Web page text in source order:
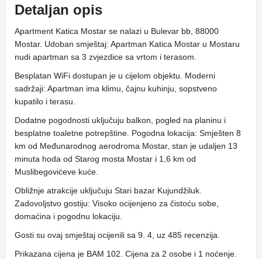
Detaljan opis
Apartment Katica Mostar se nalazi u Bulevar bb, 88000
Mostar. Udoban smještaj: Apartman Katica Mostar u Mostaru
nudi apartman sa 3 zvjezdice sa vrtom i terasom.
Besplatan WiFi dostupan je u cijelom objektu. Moderni
sadržaji: Apartman ima klimu, čajnu kuhinju, sopstveno
kupatilo i terasu.
Dodatne pogodnosti uključuju balkon, pogled na planinu i
besplatne toaletne potrepštine. Pogodna lokacija: Smješten 8
km od Međunarodnog aerodroma Mostar, stan je udaljen 13
minuta hoda od Starog mosta Mostar i 1,6 km od
Muslibegovićeve kuće.
Obližnje atrakcije uključuju Stari bazar Kujundžiluk.
Zadovoljstvo gostiju: Visoko ocijenjeno za čistoću sobe,
domaćina i pogodnu lokaciju.
Gosti su ovaj smještaj ocijenili sa 9. 4, uz 485 recenzija.
Prikazana cijena je BAM 102. Cijena za 2 osobe i 1 noćenje.